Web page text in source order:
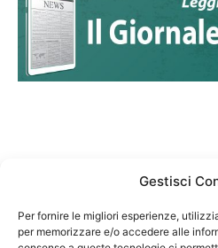
Gestisci
Per fornire le migliori esperienze,
per memorizzare e/o accedere alle
Federazione Nazionale